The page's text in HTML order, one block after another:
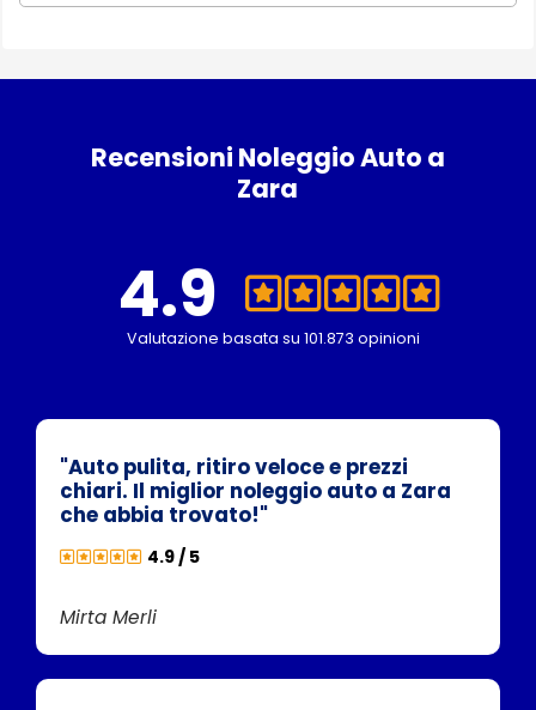
Recensioni Noleggio Auto a
Zara
4.9
Valutazione basata su 101.873 opinioni
"Auto pulita, ritiro veloce e prezzi
chiari. Il miglior noleggio auto a Zara
che abbia trovato!"
4.9 / 5
Mirta Merli